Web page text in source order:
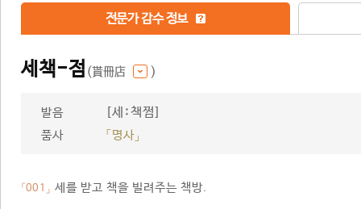
전문가 감수 정보
세책-점 (貰冊店 )
발음 [세ː책쩜]
품사 「명사」
「001」 세를 받고 책을 빌려주는 책방.